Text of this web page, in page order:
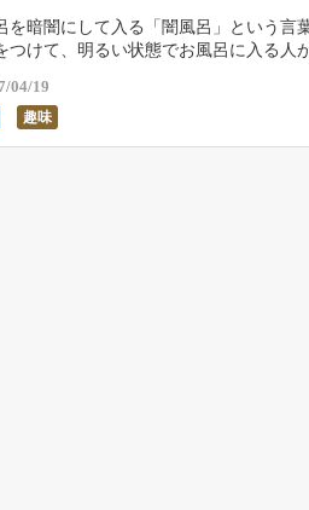
を暗闇にして入る「闇風呂」という言
つけて、明るい状態でお風呂に入る人
04/19
趣味